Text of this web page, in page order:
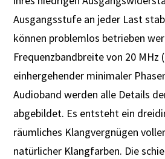
Ausgangsstufe an jeder Last
können problemlos betrieben
Frequenzbandbreite von 20 MHz
einhergehender minimaler
Audioband werden alle Details
abgebildet. Es entsteht ein
räumliches Klangvergnügen
natürlicher Klangfarben. Die